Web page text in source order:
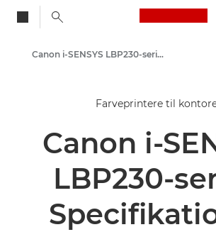
Løsninger og services
Erhvervsprodukter
Enkeltfunktionsprintere
Sort/hvid-printere til kontoret
Canon i-SENSYS LBP230-serien – Enkeltfunktionsprintere
Farveprintere til
Canon i-
LBP230-